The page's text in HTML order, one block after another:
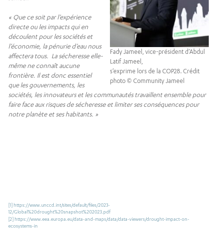
Fady Jameel, vice-président d’Abdul
Latif Jameel,
s’exprime lors de la COP28. Crédit
photo © Community Jameel
« Que ce soit par l’expérience
directe ou les impacts qui en
découlent pour les sociétés et
l’économie, la pénurie d’eau nous
affectera tous. La sécheresse elle-
même ne connaît aucune
frontière. Il est donc essentiel
que les gouvernements, les
sociétés, les innovateurs et les communautés travaillent ensemble pour
faire face aux risques de sécheresse et limiter ses conséquences pour
notre planète et ses habitants. »
[1] https://www.unccd.int/sites/default/files/2023-
12/Global%20drought%20snapshot%202023.pdf
[2] https://www.eea.europa.eu/data-and-maps/data/data-viewers/drought-impact-on-
ecosystems-in